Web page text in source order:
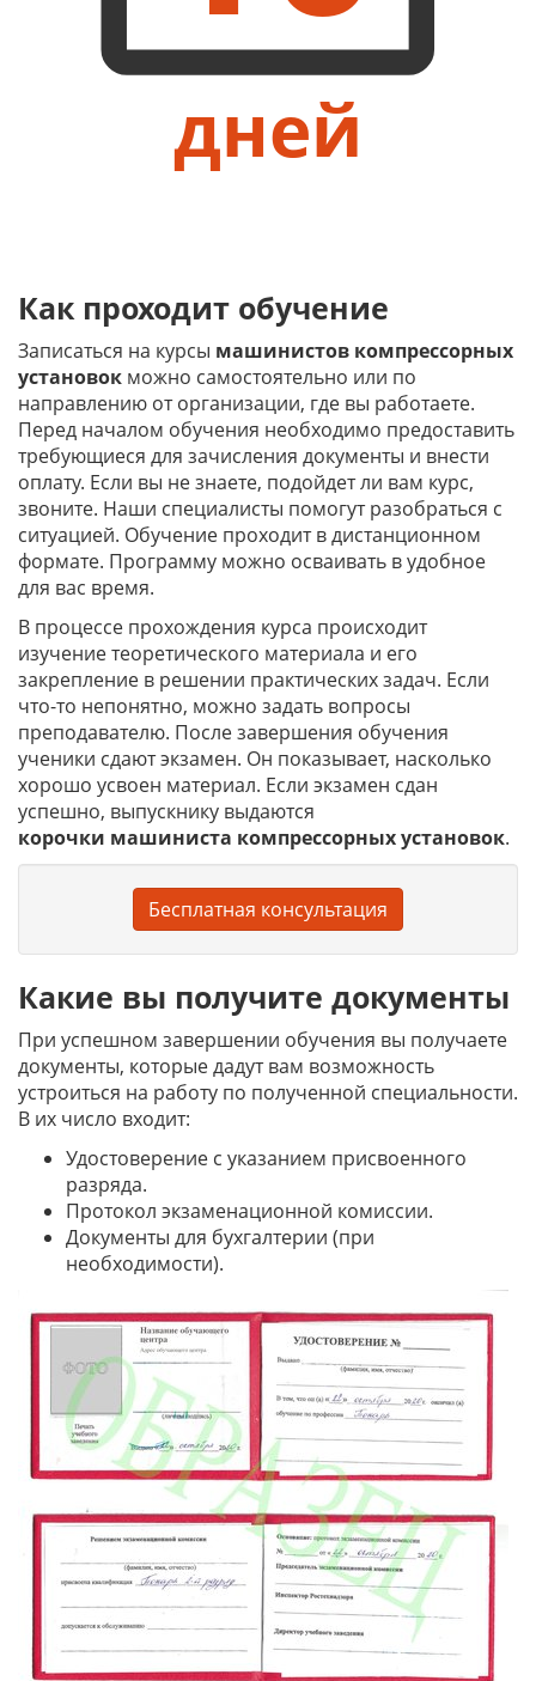
дней
Как проходит обучение
Записаться на курсы машинистов компрессорных
установок можно самостоятельно или по
направлению от организации, где вы работаете.
Перед началом обучения необходимо предоставить
требующиеся для зачисления документы и внести
оплату. Если вы не знаете, подойдет ли вам курс,
звоните. Наши специалисты помогут разобраться с
ситуацией. Обучение проходит в дистанционном
формате. Программу можно осваивать в удобное
для вас время.
В процессе прохождения курса происходит
изучение теоретического материала и его
закрепление в решении практических задач. Если
что-то непонятно, можно задать вопросы
преподавателю. После завершения обучения
ученики сдают экзамен. Он показывает, насколько
хорошо усвоен материал. Если экзамен сдан
успешно, выпускнику выдаются
корочки машиниста компрессорных установок.
Бесплатная консультация
Какие вы получите документы
При успешном завершении обучения вы получаете
документы, которые дадут вам возможность
устроиться на работу по полученной специальности.
В их число входит:
Удостоверение с указанием присвоенного
разряда.
Протокол экзаменационной комиссии.
Документы для бухгалтерии (при
необходимости).